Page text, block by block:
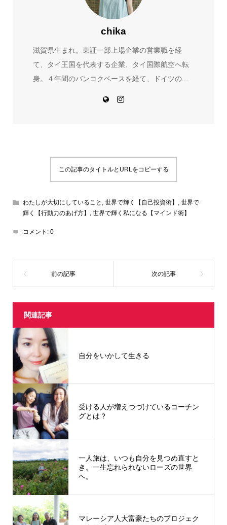
chika
滋賀県生まれ。東証一部上場企業の営業職を経
て、タイ王国を代表する企業、タイ国際航空へ転
身。４年間のバンコクベースを経て、ドイツの...
この記事のタイトルとURLをコピーする
わたしが大切にしていること 世界で輝く【自己投資術】
世界で
輝く【行動力のあげ方】
世界で輝く私になる【マインド術】
コメント: 0
関連記事
自分をいかして生きる
受ける人が増えつづけているコーチン
グとは？
一人旅は、いつも自分を見つめ直すと
き。一生忘れられないローズの世界
へ。
マレーシア人大富豪たちのプロジェク